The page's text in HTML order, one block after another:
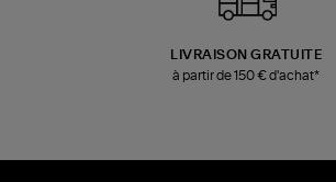
LIVRAISON GRATUITE
à partir de 150 € d'achat*